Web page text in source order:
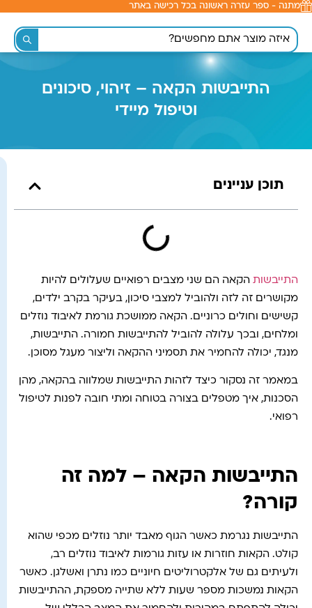
לתוכן
מתנה - ספר עזרה ראשונה בכל רכישה באתר
התייבשות הקאה – זיהוי, סיכונים
וטיפול מיידי
תוכן עניינים
התייבשות הקאה הם שני מצבים רפואיים שעלולים להיות
מקושרים זה לזה ולהוביל למצבי סיכון, בעיקר בקרב ילדים,
קשישים וחולים כרוניים. הקאה ממושכת גורמת לאיבוד נוזלים
ומלחים, ובכך עלולה להוביל להתייבשות חמורה. התייבשות,
מנגד, יכולה להחמיר את תסמיני ההקאה וליצור מעגל מסוכן.
במאמר זה נסקור כיצד לזהות התייבשות שמלווה בהקאה, מהן
הסכנות, איך מטפלים בצורה בטוחה ומתי חובה לפנות לטיפול
רפואי.
התייבשות הקאה – למה זה
קורה?
התייבשות נגרמת כאשר הגוף מאבד יותר נוזלים מכפי שהוא
קולט. הקאות חוזרות או עזות גורמות לאיבוד נוזלים רב,
ולעיתים גם של אלקטרוליטים חיוניים כמו נתרן ואשלגן. כאשר
הקאות נמשכות מספר שעות ללא שתייה מספקת, ההתייבשות